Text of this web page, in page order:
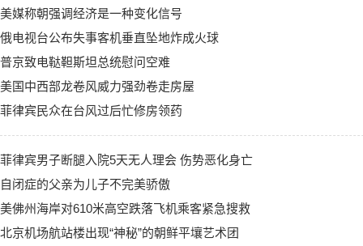
美媒称朝强调经济是一种变化信号
俄电视台公布失事客机垂直坠地炸成火球
普京致电鞑靼斯坦总统慰问空难
美国中西部龙卷风威力强劲卷走房屋
菲律宾民众在台风过后忙修房领药
菲律宾男子断腿入院5天无人理会 伤势恶化身亡
自闭症的父亲为儿子不完美骄傲
美佛州海岸对610米高空跌落飞机乘客紧急搜救
北京机场航站楼出现“神秘”的朝鲜平壤艺术团